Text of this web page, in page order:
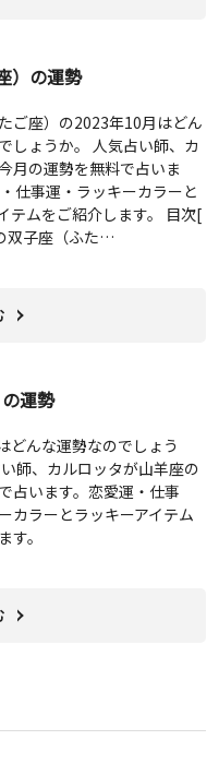
）の運勢
ご座）の2023年10月はどん
しょうか。 人気占い師、カ
月の運勢を無料で占いま
仕事運・ラッキーカラーと
テムをご紹介します。 目次[
双子座（ふた…
運勢
どんな運勢なのでしょう
師、カルロッタが山羊座の
占います。恋愛運・仕事
カラーとラッキーアイテム
す。